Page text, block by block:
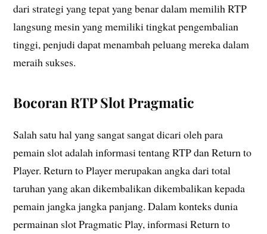
dari strategi yang tepat yang benar dalam memilih RTP
langsung mesin yang memiliki tingkat pengembalian
tinggi, penjudi dapat menambah peluang mereka dalam
meraih sukses.
Bocoran RTP Slot Pragmatic
Salah satu hal yang sangat sangat dicari oleh para
pemain slot adalah informasi tentang RTP dan Return to
Player. Return to Player merupakan angka dari total
taruhan yang akan dikembalikan dikembalikan kepada
pemain jangka jangka panjang. Dalam konteks dunia
permainan slot Pragmatic Play, informasi Return to